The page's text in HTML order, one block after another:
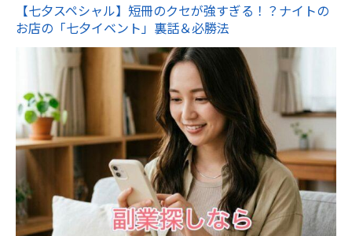
【七夕スペシャル】短冊のクセが強すぎる！？ナイトの
お店の「七夕イベント」裏話＆必勝法